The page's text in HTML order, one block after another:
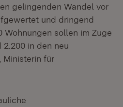
gelingenden Wandel vor
und dringend
sollen im Zuge
in den neu
Ministerin für